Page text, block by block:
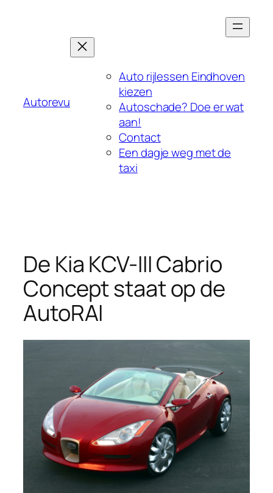
Autorevu
Auto rijlessen Eindhoven
kiezen
Autoschade? Doe er wat
aan!
Contact
Een dagje weg met de
taxi
De Kia KCV-III Cabrio
Concept staat op de
AutoRAI